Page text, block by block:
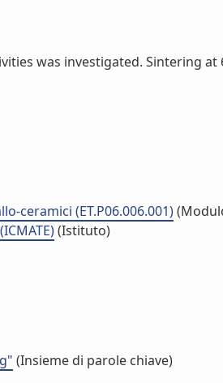
was investigated. Sintering at
ceramici (ET.P06.006.001)
(Istituto)
(Insieme di parole chiave)